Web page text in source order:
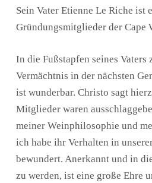
Sein Vater Etienne Le Riche ist
Gründungsmitglieder der Cape
In die Fußstapfen seines Vaters
Vermächtnis in der nächsten
ist wunderbar. Christo sagt
Mitglieder waren
meiner Weinphilosophie und
ich habe ihr Verhalten in
bewundert. Anerkannt und in
zu werden, ist eine große Ehre